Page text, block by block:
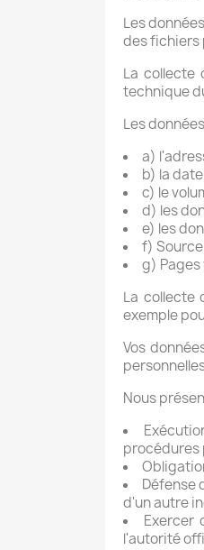
Les
des fichiers
La collecte
technique
Les
a)
b) la
c) le
d) les
e) les
f)
g) Pages
La collecte
exemple
Vos
Nous
procédures
Défense
d'un autre
Exercer
l'autorité